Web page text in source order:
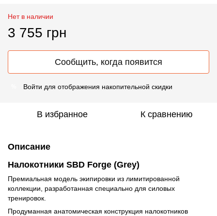
Нет в наличии
3 755 грн
Сообщить, когда появится
Войти для отображения накопительной скидки
В избранное К сравнению
Описание
Налокотники SBD Forge (Grey)
Премиальная модель экипировки из лимитированной
коллекции, разработанная специально для силовых
тренировок.
Продуманная анатомическая конструкция налокотников